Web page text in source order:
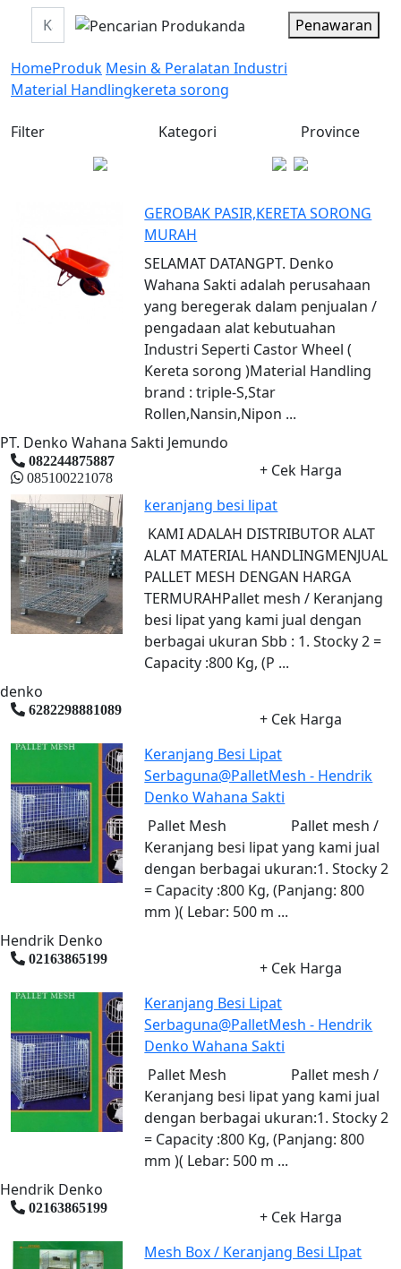
Penawaran
HomeProduk Mesin & Peralatan Industri
Material Handlingkereta sorong
Filter Kategori Province
GEROBAK PASIR,KERETA SORONG
MURAH
SELAMAT DATANGPT. Denko
Wahana Sakti adalah perusahaan
yang beregerak dalam penjualan /
pengadaan alat kebutuahan
Industri Seperti Castor Wheel (
Kereta sorong )Material Handling
brand : triple-S,Star
Rollen,Nansin,Nipon ...
PT. Denko Wahana Sakti Jemundo
082244875887
085100221078
+ Cek Harga
keranjang besi lipat
KAMI ADALAH DISTRIBUTOR ALAT
ALAT MATERIAL HANDLINGMENJUAL
PALLET MESH DENGAN HARGA
TERMURAHPallet mesh / Keranjang
besi lipat yang kami jual dengan
berbagai ukuran Sbb : 1. Stocky 2 =
Capacity :800 Kg, (P ...
denko
6282298881089
+ Cek Harga
Keranjang Besi Lipat
Serbaguna@PalletMesh - Hendrik
Denko Wahana Sakti
Pallet Mesh Pallet mesh /
Keranjang besi lipat yang kami jual
dengan berbagai ukuran:1. Stocky 2
= Capacity :800 Kg, (Panjang: 800
mm )( Lebar: 500 m ...
Hendrik Denko
02163865199
+ Cek Harga
Keranjang Besi Lipat
Serbaguna@PalletMesh - Hendrik
Denko Wahana Sakti
Pallet Mesh Pallet mesh /
Keranjang besi lipat yang kami jual
dengan berbagai ukuran:1. Stocky 2
= Capacity :800 Kg, (Panjang: 800
mm )( Lebar: 500 m ...
Hendrik Denko
02163865199
+ Cek Harga
Mesh Box / Keranjang Besi LIpat